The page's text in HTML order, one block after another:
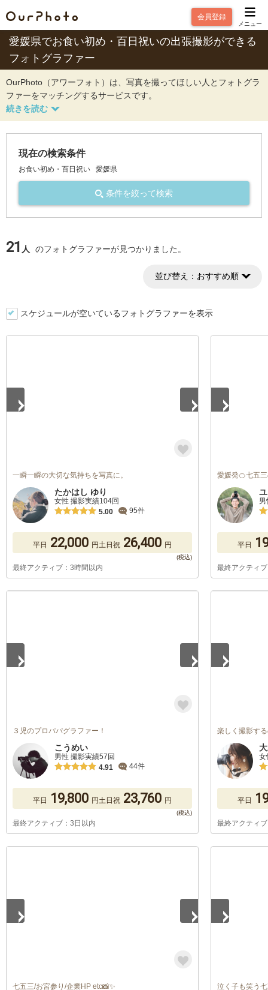
会員登録
メニュー
愛媛県でお食い初め・百日祝いの出張撮影ができる
フォトグラファー
OurPhoto（アワーフォト）は、写真を撮ってほしい人とフォトグラ
ファーをマッチングするサービスです。
現在の検索条件
お食い初め・百日祝い 愛媛県
条件を絞って検索
21 人 のフォトグラファーが見つかりました。
並び替え： おすすめ順
スケジュールが空いているフォトグラファーを表示
一瞬一瞬の大切な気持ちを写真に。
たかはし ゆり
女性 撮影実績104回
5.00
95件
平日 22,000 円土日祝 26,400 円
最終アクティブ：3時間以内
愛媛発🍊七五
男
平日
最終アクティ
３児のプロパパグラファー！
こうめい
男性 撮影実績57回
4.91
44件
平日 19,800 円土日祝 23,760 円
最終アクティブ：3日以内
楽しく撮影す
女
平日
最終アクティ
七五三/お宮参り/企業HP etc📸✨ 泣く子も笑う